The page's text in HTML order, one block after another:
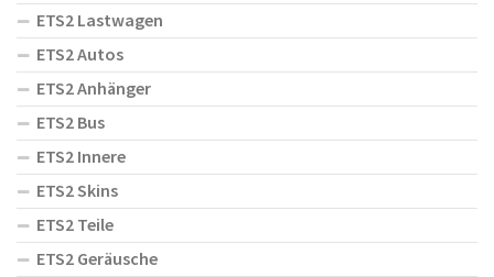
ETS2 Lastwagen
ETS2 Autos
ETS2 Anhänger
ETS2 Bus
ETS2 Innere
ETS2 Skins
ETS2 Teile
ETS2 Geräusche